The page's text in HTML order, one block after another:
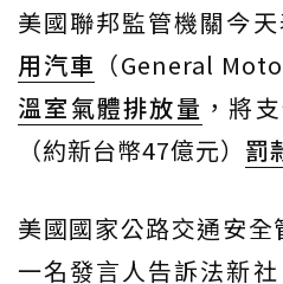
美國聯邦監管機關今
用汽車 （General
溫室氣體排放量 ，將
（約新台幣47億元） 罰
美國國家公路交通安
一名發言人告訴法新